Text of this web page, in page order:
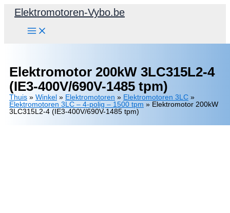
Spring
Elektromotoren-Vybo.be
Elektromotor 200kW 3LC315L2-4
(IE3-400V/690V-1485 tpm)
Thuis » Winkel » Elektromotoren » Elektromotoren 3LC »
Elektromotoren 3LC – 4-polig – 1500 tpm » Elektromotor 200kW
3LC315L2-4 (IE3-400V/690V-1485 tpm)